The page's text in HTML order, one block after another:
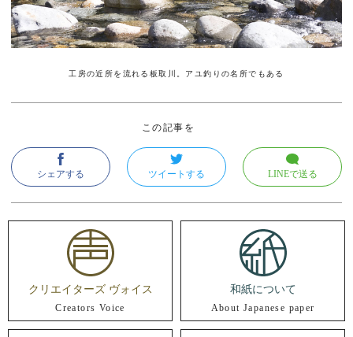
工房の近所を流れる板取川。アユ釣りの名所でもある
この記事を
シェアする ツイートする LINEで送る
クリエイターズ ヴォイス
Creators Voice
和紙について
About Japanese paper